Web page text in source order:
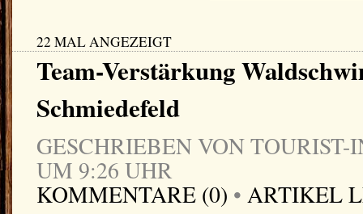
22 MAL ANGEZEIGT
Team-Verstärkung
Schmiedefeld
GESCHRIEBEN VON TOURIST-
UM 9:26 UHR
KOMMENTARE (0) • ARTIKEL